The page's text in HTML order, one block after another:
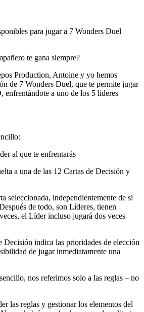
para jugar a 7 Wonders Duel
te gana siempre?
Production, Antoine y yo hemos
de 7 Wonders Duel, que te permite jugar
a uno de los 5 líderes
al que te enfrentarás
a una de las 12 Cartas de Decisión y
seleccionada, independientemente de si
de todo, son Líderes, tienen
el Líder incluso jugará dos veces
Decisión indica las prioridades de elección
de jugar inmediatamente una
nos referimos solo a las reglas – no
las reglas y gestionar los elementos del